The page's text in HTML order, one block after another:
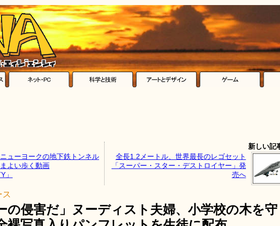
ューヨークの地下鉄トンネル
よい歩く動画
」
新しい記
全長1.2メートル、世界最長のレゴセット
「スーパー・スター・デストロイヤー」発
売へ
の侵害だ」ヌーディスト夫婦、小学校の木を守